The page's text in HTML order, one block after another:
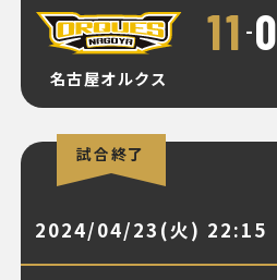
名古屋オルクス
11 - 0
試合終了
2024/04/23(火) 22:15